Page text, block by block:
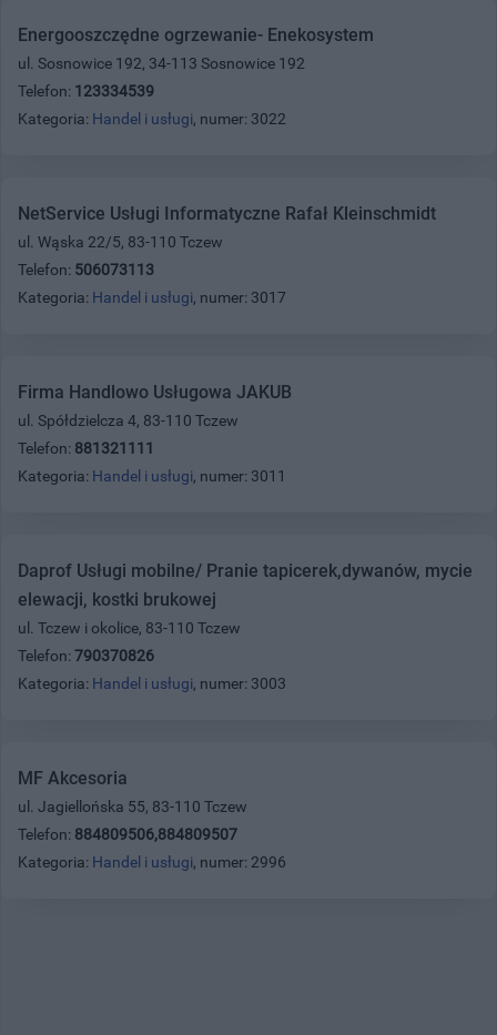
Energooszczędne ogrzewanie- Enekosystem
ul. Sosnowice 192, 34-113 Sosnowice 192
Telefon: 123334539
Kategoria: Handel i usługi, numer: 3022
NetService Usługi Informatyczne Rafał Kleinschmidt
ul. Wąska 22/5, 83-110 Tczew
Telefon: 506073113
Kategoria: Handel i usługi, numer: 3017
Firma Handlowo Usługowa JAKUB
ul. Spółdzielcza 4, 83-110 Tczew
Telefon: 881321111
Kategoria: Handel i usługi, numer: 3011
Daprof Usługi mobilne/ Pranie tapicerek,dywanów, mycie
elewacji, kostki brukowej
ul. Tczew i okolice, 83-110 Tczew
Telefon: 790370826
Kategoria: Handel i usługi, numer: 3003
MF Akcesoria
ul. Jagiellońska 55, 83-110 Tczew
Telefon: 884809506,884809507
Kategoria: Handel i usługi, numer: 2996